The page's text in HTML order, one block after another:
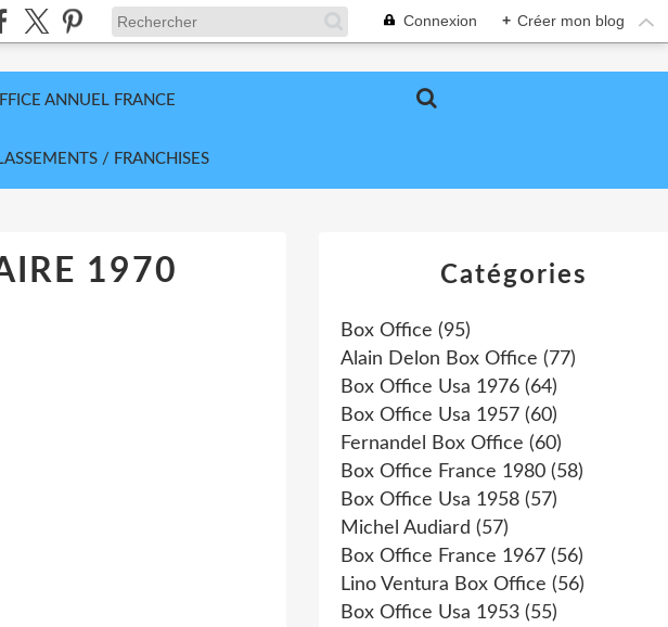
Connexion + Créer mon blog
ANNUEL FRANCE
/ FRANCHISES
1970 Catégories
Box Office (95)
Alain Delon Box Office (77)
Box Office Usa 1976 (64)
Box Office Usa 1957 (60)
Fernandel Box Office (60)
Box Office France 1980 (58)
Box Office Usa 1958 (57)
Michel Audiard (57)
Box Office France 1967 (56)
Lino Ventura Box Office (56)
Box Office Usa 1953 (55)